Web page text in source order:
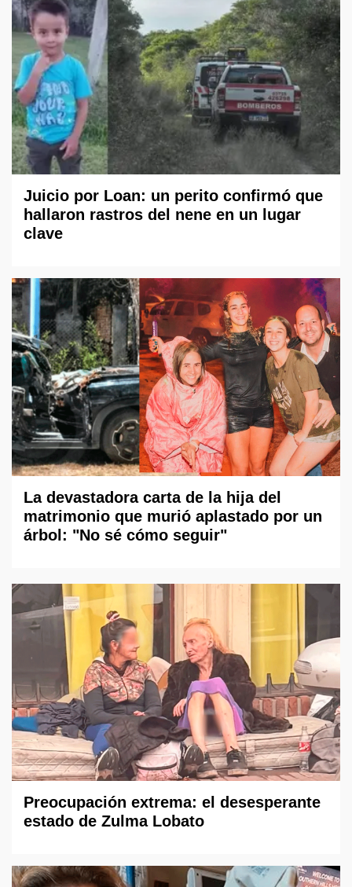
Juicio por Loan: un perito confirmó que
hallaron rastros del nene en un lugar
clave
La devastadora carta de la hija del
matrimonio que murió aplastado por un
árbol: "No sé cómo seguir"
Preocupación extrema: el desesperante
estado de Zulma Lobato